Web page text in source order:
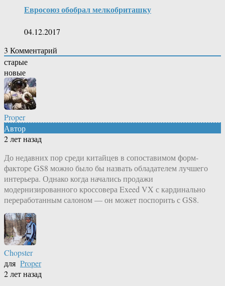
Евросоюз обобрал мелкобриташку
04.12.2017
3 Комментарий
старые
новые
Proper
Автор
2 лет назад
До недавних пор среди китайцев в сопоставимом форм-
факторе GS8 можно было бы назвать обладателем лучшего
интерьера. Однако когда начались продажи
модернизированного кроссовера Exeed VX с кардинально
переработанным салоном — он может поспорить с GS8.
Chopster
для Proper
2 лет назад